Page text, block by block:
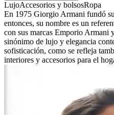
LujoAccesorios y bolsosRopa
En 1975 Giorgio Armani fundó
entonces, su nombre es un
con sus marcas Emporio Armani
sinónimo de lujo y elegancia
sofisticación, como se refleja
interiores y accesorios para el